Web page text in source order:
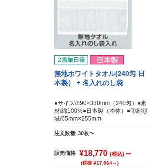
無地ホワイトタオル(240匁 日
本製） + 名入れのし袋
●サイズ/890×330mm（240匁）●素
材/綿100%●日本製（本体）●印刷領
域/65mm×255mm
注文数量 30枚〜
販売価格 ¥18,770 (税込) ～
(税抜 ¥17,064～)